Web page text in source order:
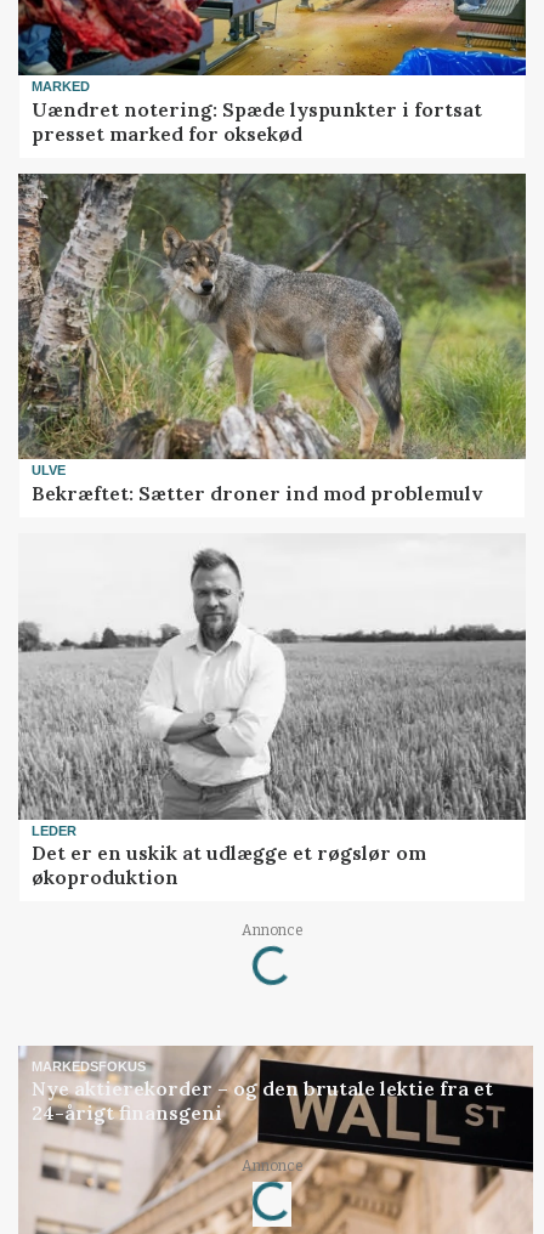
MARKED
Uændret notering: Spæde lyspunkter i fortsat
presset marked for oksekød
ULVE
Bekræftet: Sætter droner ind mod problemulv
LEDER
Det er en uskik at udlægge et røgslør om
økoproduktion
Annonce
Loading...
MARKEDSFOKUS
Nye aktierekorder – og den brutale lektie fra et
24-årigt finansgeni
Annonce
Loading...